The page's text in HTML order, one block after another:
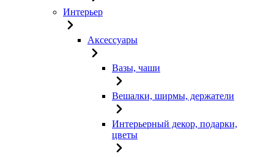
Интерьер
Аксессуары
Вазы, чаши
Вешалки, ширмы, держатели
Интерьерный декор, подарки,
цветы